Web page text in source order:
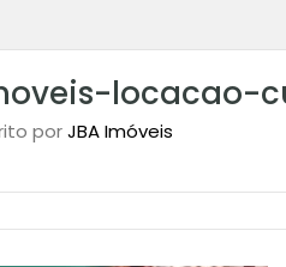
locacao-
porJBA Imóveis